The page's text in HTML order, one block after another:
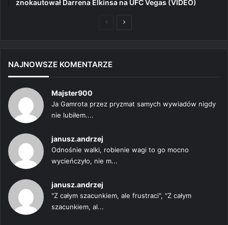
znokautował Darrena Elkinsa na UFC Vegas (VIDEO)
PoprzedniaNastępna
NAJNOWSZE KOMENTARZE
Majster900
Ja Gamrota przez pryzmat samych wywiadów nigdy
nie lubiłem....
janusz.andrzej
Odnośnie walki, robienie wagi to go mocno
wycieńczyło, nie m...
janusz.andrzej
"Z całym szacunkiem, ale frustraci", "Z całym
szacunkiem, al...